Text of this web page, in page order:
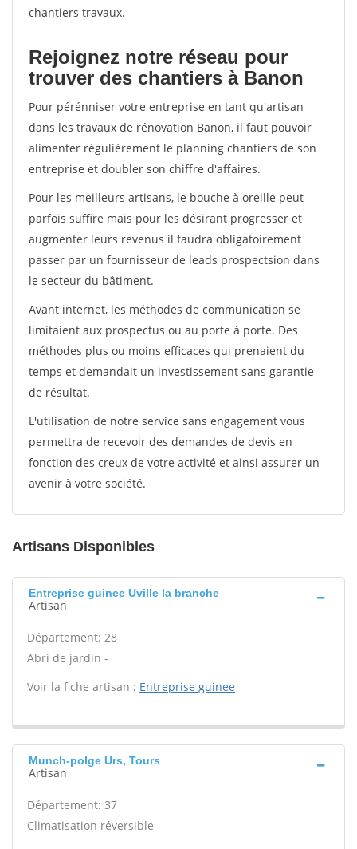
chantiers travaux.
Rejoignez notre réseau pour
trouver des chantiers à Banon
Pour pérénniser votre entreprise en tant qu'artisan
dans les travaux de rénovation Banon, il faut pouvoir
alimenter régulièrement le planning chantiers de son
entreprise et doubler son chiffre d'affaires.
Pour les meilleurs artisans, le bouche à oreille peut
parfois suffire mais pour les désirant progresser et
augmenter leurs revenus il faudra obligatoirement
passer par un fournisseur de leads prospectsion dans
le secteur du bâtiment.
Avant internet, les méthodes de communication se
limitaient aux prospectus ou au porte à porte. Des
méthodes plus ou moins efficaces qui prenaient du
temps et demandait un investissement sans garantie
de résultat.
L'utilisation de notre service sans engagement vous
permettra de recevoir des demandes de devis en
fonction des creux de votre activité et ainsi assurer un
avenir à votre société.
Artisans Disponibles
Entreprise guinee Uville la branche
Artisan
Département: 28
Abri de jardin -
Voir la fiche artisan : Entreprise guinee
Munch-polge Urs, Tours
Artisan
Département: 37
Climatisation réversible -